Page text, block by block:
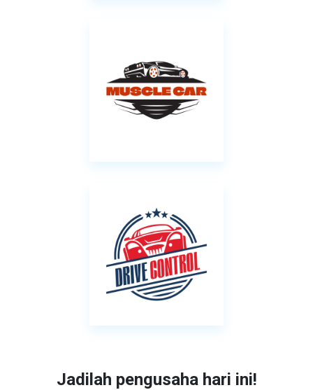
Jadilah pengusaha hari ini!